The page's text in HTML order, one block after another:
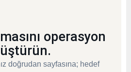
operasyon
doğrudan sayfasına; hedef